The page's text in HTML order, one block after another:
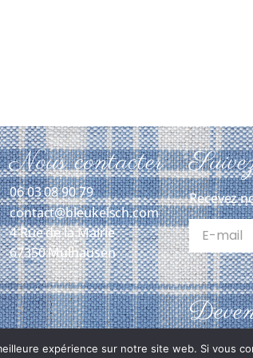
Nous contacter
06 03 08 90 79
contact@bleukelsch.com
4 Rue de la Mairie
67350 Mulhausen
Recevez
expérience sur notre site web. Si vous